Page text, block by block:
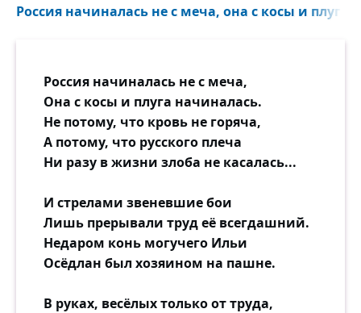
Россия начиналась не с меча, она с косы и плуга
Россия начиналась не с меча,
Она с косы и плуга начиналась.
Не потому, что кровь не горяча,
А потому, что русского плеча
Ни разу в жизни злоба не касалась...
И стрелами звеневшие бои
Лишь прерывали труд её всегдашний.
Недаром конь могучего Ильи
Осёдлан был хозяином на пашне.
В руках, весёлых только от труда,